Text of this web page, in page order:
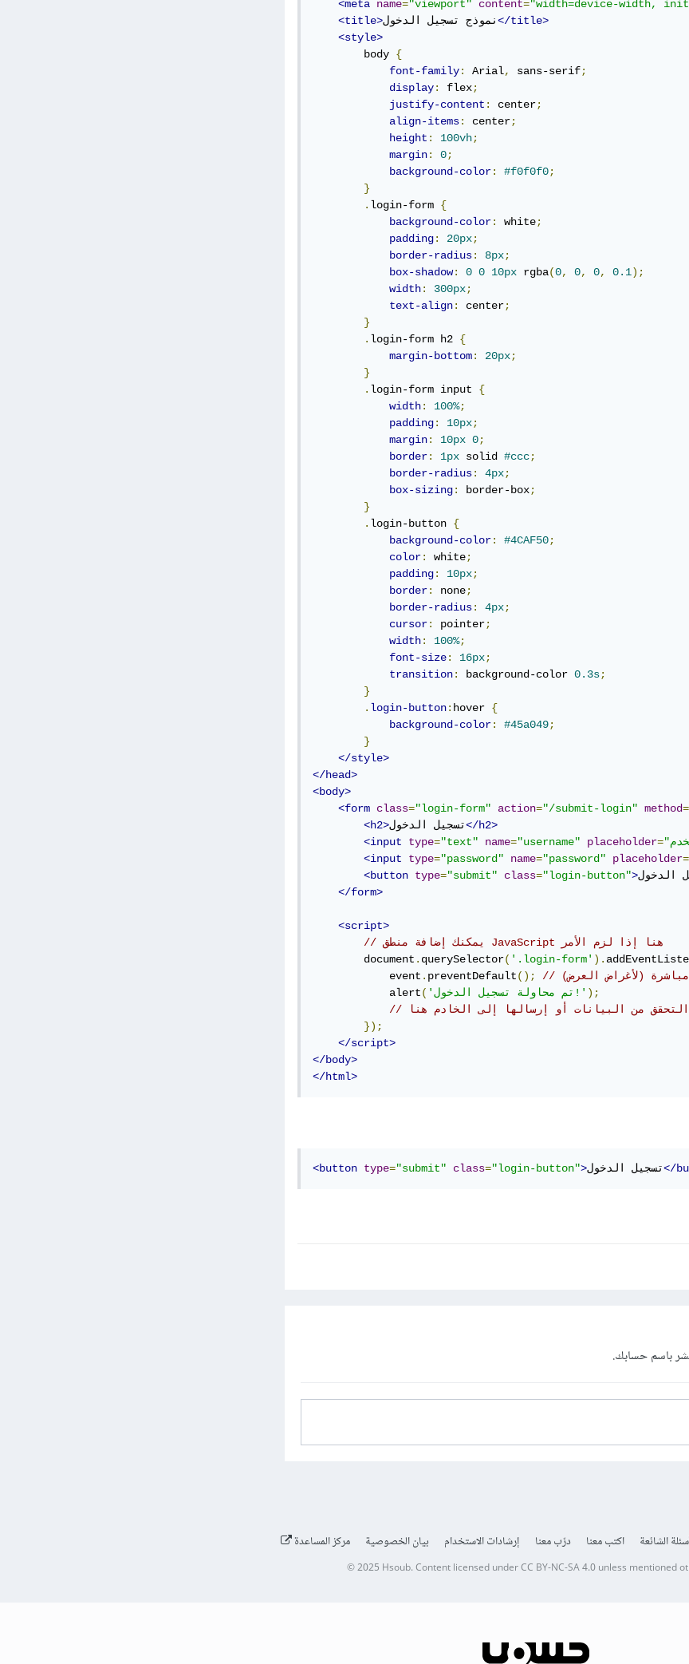
<meta name="viewport" content="width=device-width,
<title>نموذج تسجيل الدخول</title>
<style>
        body
{
font-family: Arial, sans-serif;
display: flex;
justify-content : center;
align-items: center;
height : 100vh;
margin: 0;
background-color: #f0f0f0;
}
. login-form {
background-color: white;
padding: 20px;
border-radius: 8px;
box-shadow: 0 0 10px rgba(0, 0, 0, 0.1);
width: 300px;
text-align: center;
}
. login-form h2 {
margin-bottom: 20px;
}
. login-form input {
width: 100%;
padding: 10px;
margin: 10px 0;
border: 1px solid #ccc;
border-radius: 4px;
box-sizing: border-box;
}
. login-button {
background-color: #4CAF50;
color: white;
padding: 10px;
border: none;
border-radius: 4px;
cursor: pointer;
width: 100%;
font-size: 16px;
transition: background-color 0.3s;
}
. login-button: hover {
background-color: #45a049;
}
</style>
</head>
<body>
<form class="login-form" action="/submit-login" method=
<h2>تسجيل الدخول</h2>
<input
type="text" name="username" placeholder=
<input
type="password" name="password" placeholder=
<button type="submit" class="login-button">الدخول
</form>
<script>
// يمكنك إضافة منطق JavaScript هنا إذا لزم الأمر
        document
. querySelector( '.login-form' ).
            event
. preventDefault();
(لأغراض العرض)
            alert
( 'تم محاولة تسجيل الدخول!' );
التحقق من البيانات أو إرسالها إلى الخادم هنا
});
</script>
</body>
</html>
<button type="submit" class="login-button">تسجيل الدخول</
باسم حسابك.
الشائعة اكتب معنا درّب معنا إرشادات الاستخدام بيان الخصوصية مركز المساعدة
© 2025 Hsoub.Content licensed underCC BY-NC-SA 4.0unless mentioned